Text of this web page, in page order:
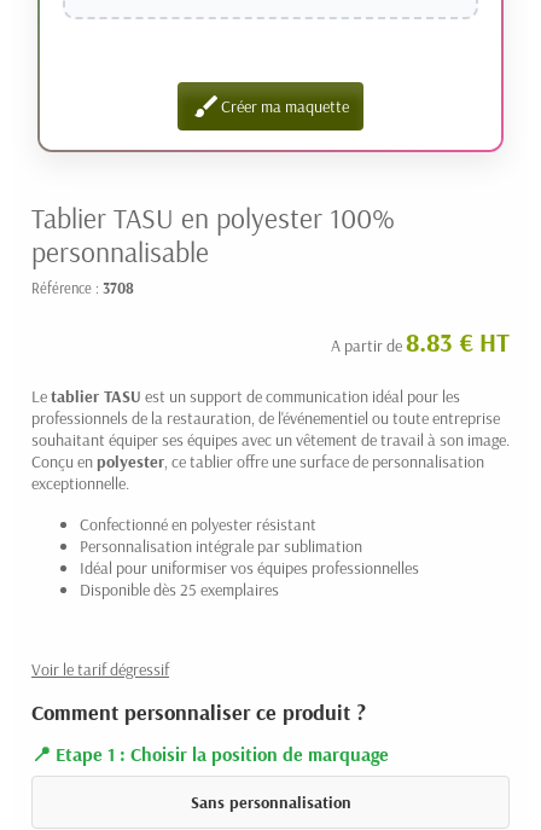
brushCréer ma maquette
Tablier TASU en polyester 100%
personnalisable
Référence : 3708
A partir de8.83 € HT
Letablier TASU est un support de communication idéal pour les
professionnels de la restauration, de l'événementiel ou toute entreprise
souhaitant équiper ses équipes avec un vêtement de travail à son image.
Conçu enpolyester , ce tablier offre une surface de personnalisation
exceptionnelle.
Confectionné en polyester résistant
Personnalisation intégrale par sublimation
Idéal pour uniformiser vos équipes professionnelles
Disponible dès 25 exemplaires
Voir le tarif dégressif
Comment personnaliser ce produit ?
Etape 1 : Choisir la position de marquage
Sans personnalisation